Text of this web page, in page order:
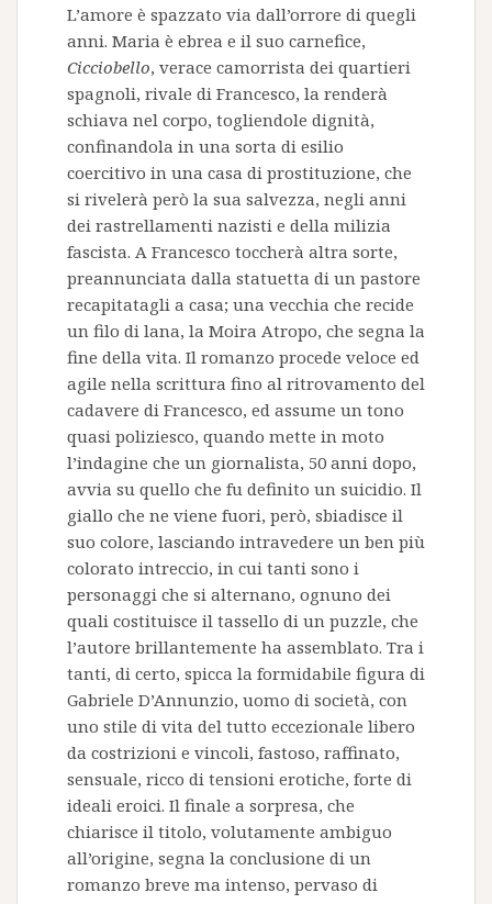
L’amore è spazzato via dall’orrore di quegli
anni. Maria è ebrea e il suo carnefice,
Cicciobello, verace camorrista dei quartieri
spagnoli, rivale di Francesco, la renderà
schiava nel corpo, togliendole dignità,
confinandola in una sorta di esilio
coercitivo in una casa di prostituzione, che
si rivelerà però la sua salvezza, negli anni
dei rastrellamenti nazisti e della milizia
fascista. A Francesco toccherà altra sorte,
preannunciata dalla statuetta di un pastore
recapitatagli a casa; una vecchia che recide
un filo di lana, la Moira Atropo, che segna la
fine della vita. Il romanzo procede veloce ed
agile nella scrittura fino al ritrovamento del
cadavere di Francesco, ed assume un tono
quasi poliziesco, quando mette in moto
l’indagine che un giornalista, 50 anni dopo,
avvia su quello che fu definito un suicidio. Il
giallo che ne viene fuori, però, sbiadisce il
suo colore, lasciando intravedere un ben più
colorato intreccio, in cui tanti sono i
personaggi che si alternano, ognuno dei
quali costituisce il tassello di un puzzle, che
l’autore brillantemente ha assemblato. Tra i
tanti, di certo, spicca la formidabile figura di
Gabriele D’Annunzio, uomo di società, con
uno stile di vita del tutto eccezionale libero
da costrizioni e vincoli, fastoso, raffinato,
sensuale, ricco di tensioni erotiche, forte di
ideali eroici. Il finale a sorpresa, che
chiarisce il titolo, volutamente ambiguo
all’origine, segna la conclusione di un
romanzo breve ma intenso, pervaso di